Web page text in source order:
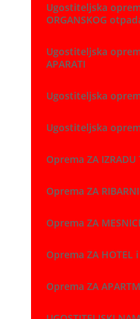
Ugostiteljska
ORGANSKOG
Ugostiteljska
APARATI
Ugostiteljska
Ugostiteljska
Oprema ZA IZRADU
Oprema ZA
Oprema ZA
Oprema ZA HOTEL i
Oprema ZA